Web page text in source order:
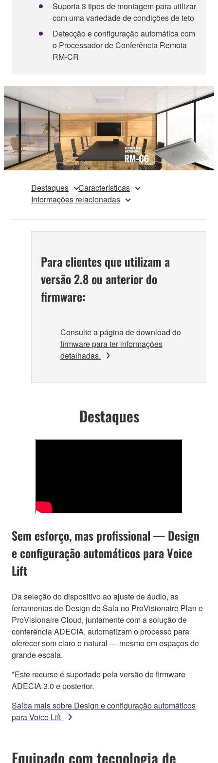
Suporta 3 tipos de montagem para utilizar
com uma variedade de condições de teto
Detecção e configuração automática com
o Processador de Conferência Remota
RM-CR
Destaques
Características
Informações relacionadas
Para clientes que utilizam a
versão 2.8 ou anterior do
firmware:
Consulte a página de download do
firmware para ter informações
detalhadas.
Destaques
Sem esforço, mas profissional — Design
e configuração automáticos para Voice
Lift
Da seleção do dispositivo ao ajuste de áudio, as
ferramentas de Design de Sala no ProVisionaire Plan e
ProVisionaire Cloud, juntamente com a solução de
conferência ADECIA, automatizam o processo para
oferecer som claro e natural — mesmo em espaços de
grande escala.
*Este recurso é suportado pela versão de firmware
ADECIA 3.0 e posterior.
Saiba mais sobre Design e configuração automáticos
para Voice Lift
Equipado com tecnologia de